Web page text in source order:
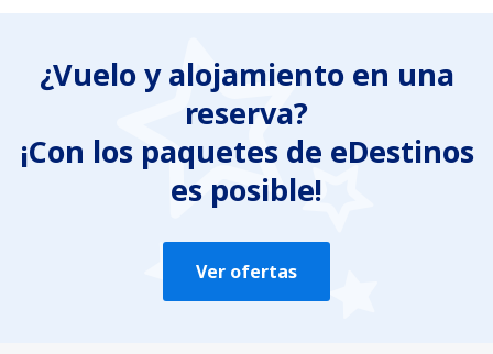
Contiene información incorrecta
No profundiza en el tema
Es demasiado largo
¿Vuelo y alojamiento en una
reserva?
¡Con los paquetes de eDestinos
es posible!
Ver ofertas